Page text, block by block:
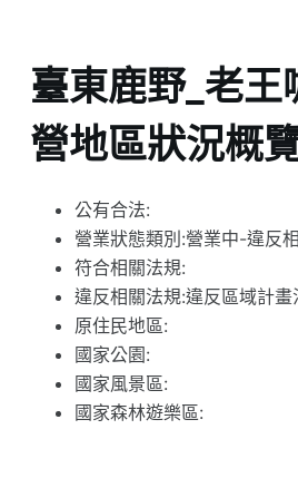
臺東鹿野_老王
營地區狀況概
公有合法:
營業狀態類別:營業中-違反
符合相關法規:
違反相關法規:違反區域計畫
原住民地區:
國家公園:
國家風景區:
國家森林遊樂區: